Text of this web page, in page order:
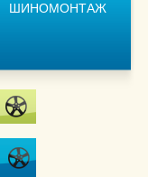
ШИНОМОНТАЖ